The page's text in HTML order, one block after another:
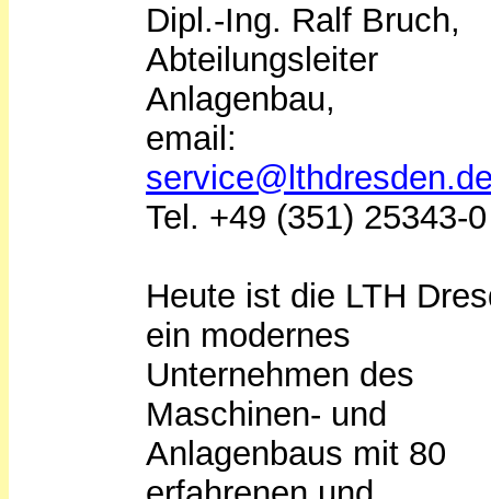
Dipl.-Ing. Ralf Bruch,
Abteilungsleiter
Anlagenbau,
email:
Tel. +49 (351) 25343-0
Heute ist die LTH
ein modernes
Unternehmen des
Maschinen- und
Anlagenbaus mit 80